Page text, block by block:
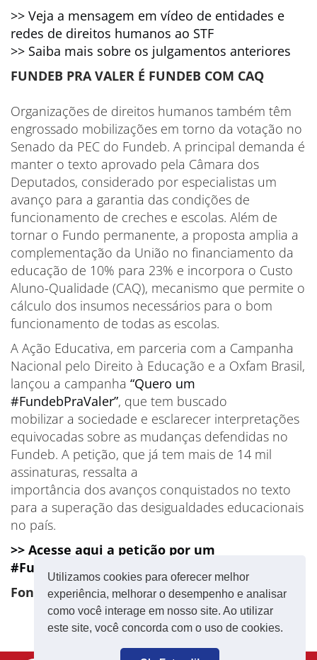
Utilizamos cookies para oferecer melhor
experiência, melhorar o desempenho e analisar
como você interage em nosso site. Ao utilizar
este site, você concorda com o uso de cookies.
>> Veja a mensagem em vídeo de entidades e
redes de direitos humanos ao STF
>> Saiba mais sobre os julgamentos anteriores
FUNDEB PRA VALER É FUNDEB COM CAQ
Organizações de direitos humanos também têm
engrossado mobilizações em torno da votação no
Senado da PEC do Fundeb. A principal demanda é
manter o texto aprovado pela Câmara dos
Deputados, considerado por especialistas um
avanço para a garantia das condições de
funcionamento de creches e escolas. Além de
tornar o Fundo permanente, a proposta amplia a
complementação da União no financiamento da
educação de 10% para 23% e incorpora o Custo
Aluno-Qualidade (CAQ), mecanismo que permite o
cálculo dos insumos necessários para o bom
funcionamento de todas as escolas.
A Ação Educativa, em parceria com a Campanha
Nacional pelo Direito à Educação e a Oxfam Brasil,
lançou a campanha “Quero um
#FundebPraValer”, que tem buscado
mobilizar a sociedade e esclarecer interpretações
equivocadas sobre as mudanças defendidas no
Fundeb. A petição, que já tem mais de 14 mil
assinaturas, ressalta a
importância dos avanços conquistados no texto
para a superação das desigualdades educacionais
no país.
>> Acesse aqui a petição por um
#FundebPraValer
Fonte: CNTE